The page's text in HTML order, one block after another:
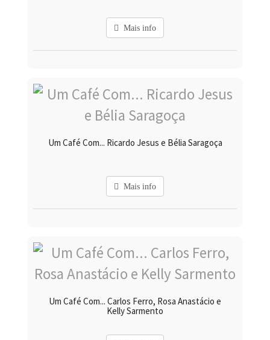
Mais info
Um Café Com... Ricardo Jesus e Bélia Saragoça
Mais info
Um Café Com... Carlos Ferro, Rosa Anastácio e
Kelly Sarmento